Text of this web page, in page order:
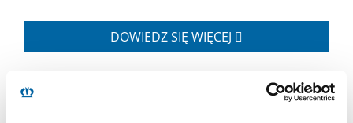
DOWIEDZ SIĘ WIĘCEJ
PARTNERZY SERWISOWI